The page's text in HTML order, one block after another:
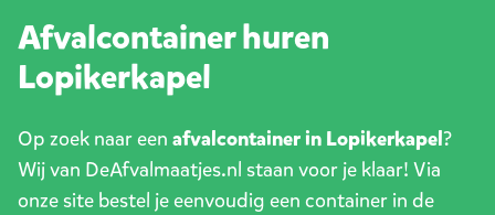
Afvalcontainer huren
Lopikerkapel
Op zoek naar een afvalcontainer in Lopikerkapel?
Wij van DeAfvalmaatjes.nl staan voor je klaar! Via
onze site bestel je eenvoudig een container in de